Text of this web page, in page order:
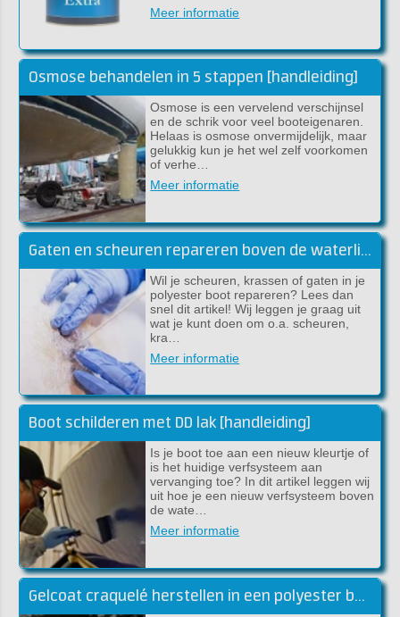
Meer informatie
Osmose behandelen in 5 stappen [handleiding]
Osmose is een vervelend verschijnsel
en de schrik voor veel booteigenaren.
Helaas is osmose onvermijdelijk, maar
gelukkig kun je het wel zelf voorkomen
of verhe…
Meer informatie
Gaten en scheuren repareren boven de waterlijn
Wil je scheuren, krassen of gaten in je
polyester boot repareren? Lees dan
snel dit artikel! Wij leggen je graag uit
wat je kunt doen om o.a. scheuren,
kra…
Meer informatie
Boot schilderen met DD lak [handleiding]
Is je boot toe aan een nieuw kleurtje of
is het huidige verfsysteem aan
vervanging toe? In dit artikel leggen wij
uit hoe je een nieuw verfsysteem boven
de wate…
Meer informatie
Gelcoat craquelé herstellen in een polyester boot